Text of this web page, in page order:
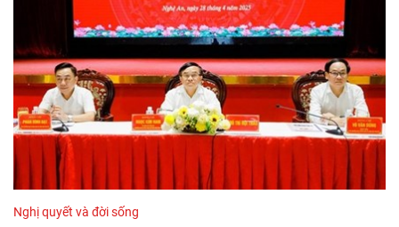
Nghị quyết và đời sống